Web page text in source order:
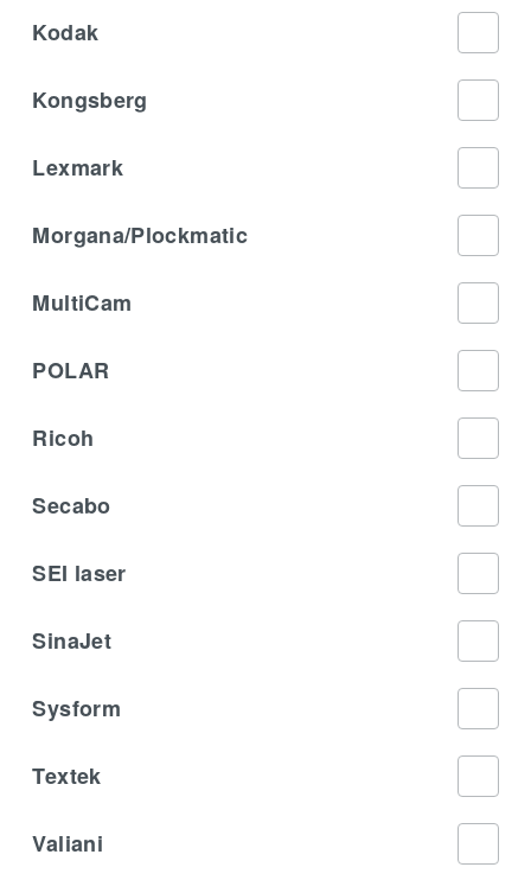
Kodak
Kongsberg
Lexmark
Morgana/Plockmatic
MultiCam
POLAR
Ricoh
Secabo
SEI laser
SinaJet
Sysform
Textek
Valiani